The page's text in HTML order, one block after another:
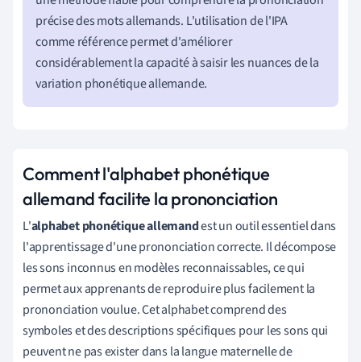
précise des mots allemands. L'utilisation de l'IPA
comme référence permet d'améliorer
considérablement la capacité à saisir les nuances de la
variation phonétique allemande.
Comment l'alphabet phonétique
allemand facilite la prononciation
L'alphabet phonétique allemandest un outil essentiel dans
l'apprentissage d'une prononciation correcte. Il décompose
les sons inconnus en modèles reconnaissables, ce qui
permet aux apprenants de reproduire plus facilement la
prononciation voulue. Cet alphabet comprend des
symboles et des descriptions spécifiques pour les sons qui
peuvent ne pas exister dans la langue maternelle de